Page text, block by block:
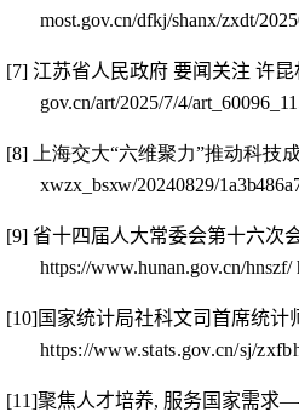
most.gov.cn/dfkj/shanx/zxdt/
[7] 江苏省人民政府 要闻关注 许
gov.cn/art/2025/7/4/
[8] 上海交大“六维聚力”推动科技
xwzx_bsxw/20240829/
[9] 省十四届人大常委会第十六次
https://www.hunan.gov.cn/
[10]国家统计局社科文司首席统计
https://www.stats.gov.cn/sj/
[11]聚焦人才培养, 服务国家需求—